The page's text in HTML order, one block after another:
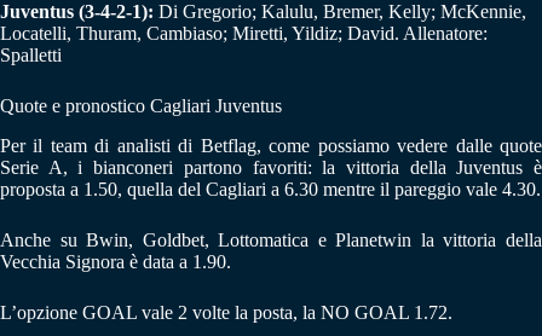
Juventus (3-4-2-1): Di Gregorio; Kalulu, Bremer, Kelly; McKennie,
Locatelli, Thuram, Cambiaso; Miretti, Yildiz; David. Allenatore:
Spalletti
Quote e pronostico Cagliari Juventus
Per il team di analisti di Betflag, come possiamo vedere dalle quote
Serie A, i bianconeri partono favoriti: la vittoria della Juventus è
proposta a 1.50, quella del Cagliari a 6.30 mentre il pareggio vale 4.30.
Anche su Bwin, Goldbet, Lottomatica e Planetwin la vittoria della
Vecchia Signora è data a 1.90.
L’opzione GOAL vale 2 volte la posta, la NO GOAL 1.72.